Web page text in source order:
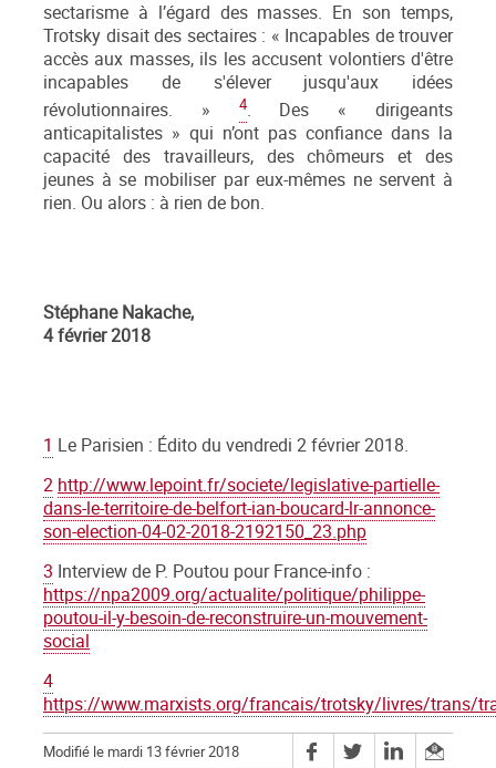
sectarisme à l’égard des masses. En son temps,
Trotsky disait des sectaires : « Incapables de trouver
accès aux masses, ils les accusent volontiers d'être
incapables de s'élever jusqu'aux idées
révolutionnaires. »
4. Des « dirigeants
anticapitalistes » qui n’ont pas confiance dans la
capacité des travailleurs, des chômeurs et des
jeunes à se mobiliser par eux-mêmes ne servent à
rien. Ou alors : à rien de bon.
Stéphane Nakache,
4 février 2018
1 Le Parisien : Édito du vendredi 2 février 2018.
2 http://www.lepoint.fr/societe/legislative-partielle-
dans-le-territoire-de-belfort-ian-boucard-lr-annonce-
son-election-04-02-2018-2192150_23.php
3 Interview de P. Poutou pour France-info :
https://npa2009.org/actualite/politique/philippe-
poutou-il-y-besoin-de-reconstruire-un-mouvement-
social
4
https://www.marxists.org/francais/trotsky/livres/trans/
Modifié le mardi 13 février 2018